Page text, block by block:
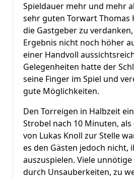
Spieldauer mehr und mehr
sehr guten Torwart Thomas
die Gastgeber zu
Ergebnis nicht noch höher
einer Handvoll
Gelegenheiten hatte der
seine Finger im Spiel und
gute Möglichkeiten.
Den Torreigen in Halbzeit
Strobel nach 10 Minuten,
von Lukas Knoll zur Stelle
es den Gästen jedoch nicht,
auszuspielen. Viele
durch Unsauberkeiten, zu